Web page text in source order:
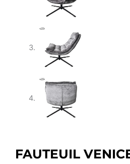
FAUTEUIL